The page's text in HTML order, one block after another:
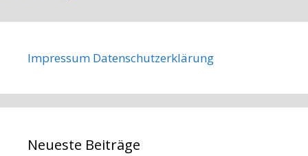
Impressum Datenschutzerklärung
Neueste Beiträge